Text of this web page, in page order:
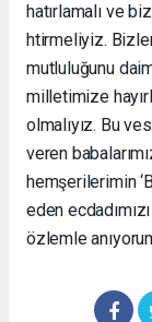
hatırlamalı ve
htirmeliyiz.
mutluluğunu
milletimize
olmalıyız. Bu
veren
hemşerilerimin
eden
özlemle